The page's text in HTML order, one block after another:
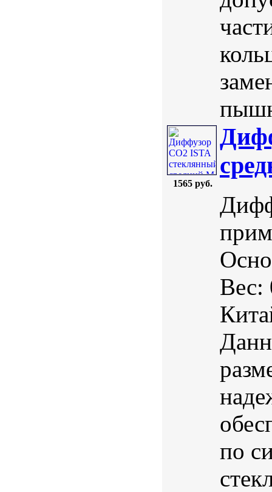
1565 руб.
Вес:
по